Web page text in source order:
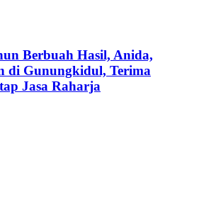
Berbuah Hasil, Anida,
di Gunungkidul, Terima
Jasa Raharja